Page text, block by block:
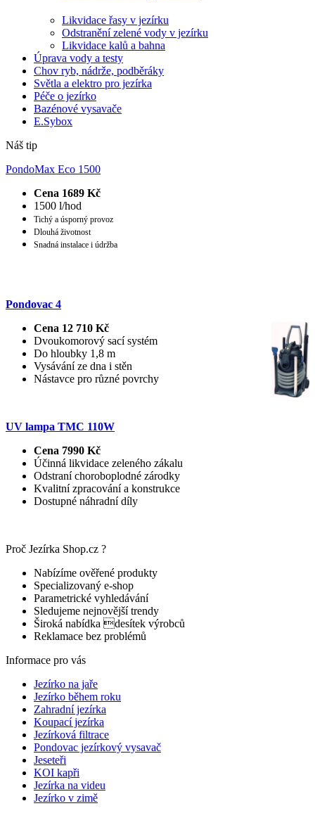
Likvidace řasy v jezírku
Odstranění zelené vody v jezírku
Likvidace kalů a bahna
Úprava vody a testy
Chov ryb, nádrže, podběráky
Světla a elektro pro jezírka
Péče o jezírko
Bazénové vysavače
E.Sybox
Náš tip
PondoMax Eco 1500
Cena 1689 Kč
1500 l/hod
Tichý a úsporný provoz
Dlouhá životnost
Snadná instalace i údržba
Pondovac 4
Cena 12 710 Kč
Dvoukomorový sací systém
Do hloubky 1,8 m
Vysávání ze dna i stěn
Nástavce pro různé povrchy
UV lampa TMC 110W
Cena 7990 Kč
Účinná likvidace zeleného zákalu
Odstraní choroboplodné zárodky
Kvalitní zpracování a konstrukce
Dostupné náhradní díly
Proč Jezírka Shop.cz ?
Nabízíme ověřené produkty
Specializovaný e-shop
Parametrické vyhledávání
Sledujeme nejnovější trendy
Široká nabídka desítek výrobců
Reklamace bez problémů
Informace pro vás
Jezírko na jaře
Jezírko během roku
Zahradní jezírka
Koupací jezírka
Jezírková filtrace
Pondovac jezírkový vysavač
Jeseteři
KOI kapři
Jezírka na videu
Jezírko v zimě